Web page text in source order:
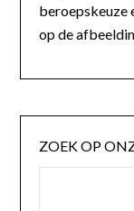
beroepskeuze
op de
ZOEK OP